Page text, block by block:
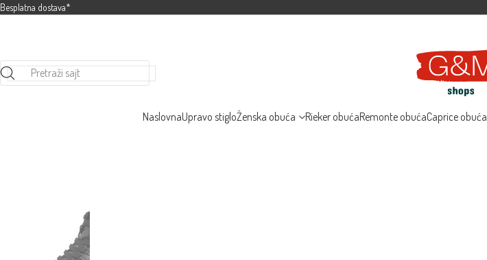
Besplatna dostava*
Pretraži sajt
NaslovnaUpravo stigloŽenska obuća Rieker obućaRemonte obućaCaprice obuća